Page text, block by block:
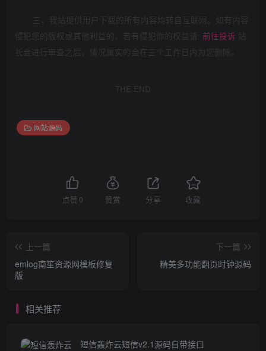
三、我站提供用户下载的所有内容均转自互联网。如有内容
侵犯您的版权或其他利益的，若有侵犯你的权益请: 前往投诉 站
长会进行审查之后，情况属实的会在三个工作日内为您删除。
THE END
网站源码
点赞 0 赞赏 分享 收藏
上一篇
emlog南笙资源网模板修复
版
下一篇
精美多功能翻页时钟源码
相关推荐
短信轰炸云短信v2.1源码自带接口